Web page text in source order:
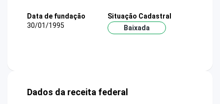
Data de fundação
30/01/1995
Situação Cadastral
Baixada
Dados da receita federal